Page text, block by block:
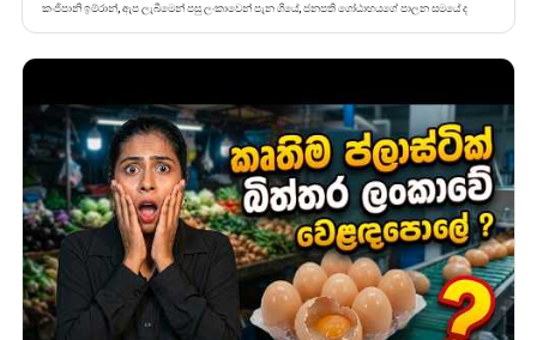
කංජිපානි ඉම්රාන්, ඇප ලැබීමෙන් පසු ලංකාවෙන් පැන ගියේ, ජනපති ගෝඨාභයගේ පාලන සමයේ ද